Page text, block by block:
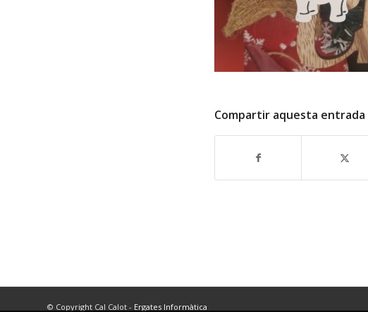
Compartir aquesta entrada
© Copyright Cal Calot - Ergates Informàtica